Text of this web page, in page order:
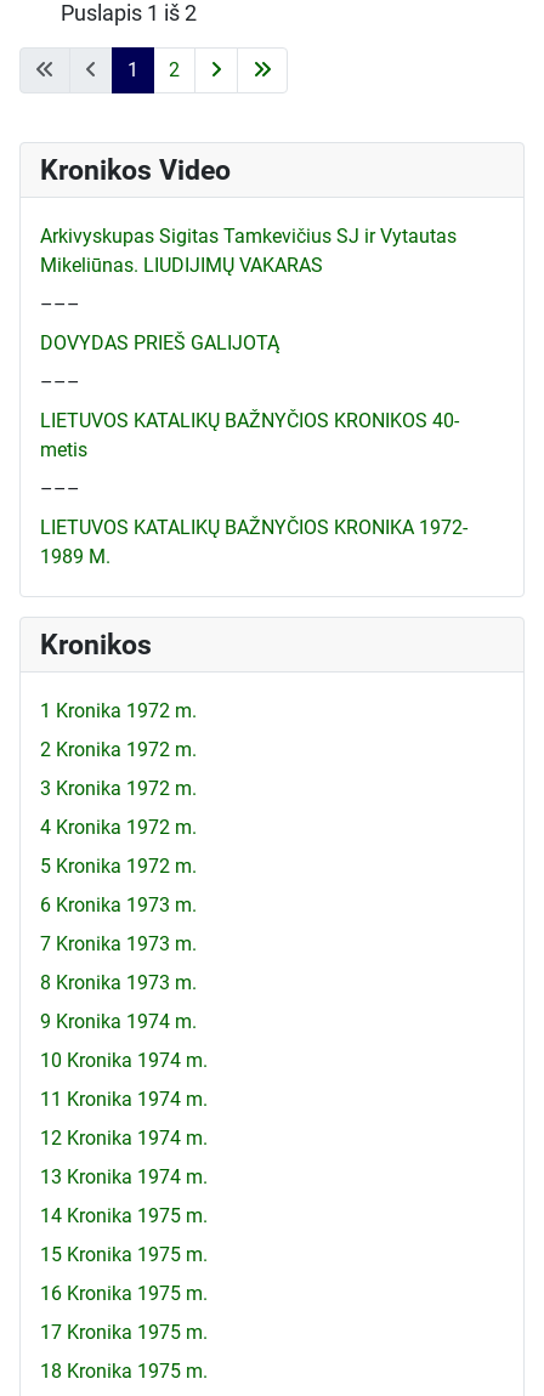
Puslapis 1 iš 2
1 2
Kronikos Video
Arkivyskupas Sigitas Tamkevičius SJ ir Vytautas
Mikeliūnas. LIUDIJIMŲ VAKARAS
–––
DOVYDAS PRIEŠ GALIJOTĄ
–––
LIETUVOS KATALIKŲ BAŽNYČIOS KRONIKOS 40-
metis
–––
LIETUVOS KATALIKŲ BAŽNYČIOS KRONIKA 1972-
1989 M.
Kronikos
1 Kronika 1972 m.
2 Kronika 1972 m.
3 Kronika 1972 m.
4 Kronika 1972 m.
5 Kronika 1972 m.
6 Kronika 1973 m.
7 Kronika 1973 m.
8 Kronika 1973 m.
9 Kronika 1974 m.
10 Kronika 1974 m.
11 Kronika 1974 m.
12 Kronika 1974 m.
13 Kronika 1974 m.
14 Kronika 1975 m.
15 Kronika 1975 m.
16 Kronika 1975 m.
17 Kronika 1975 m.
18 Kronika 1975 m.